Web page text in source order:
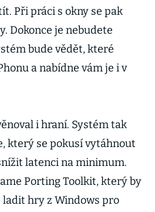
Při práci s okny se pak
Dokonce je nebudete
bude vědět, které
a nabídne vám je i v
i hraní. Systém tak
který se pokusí vytáhnout
latenci na minimum.
Porting Toolkit, který by
hry z Windows pro